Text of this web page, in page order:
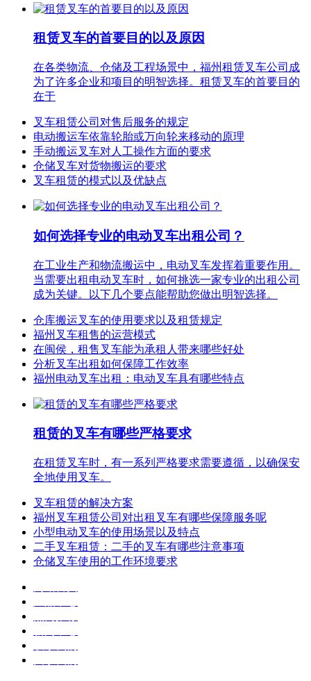
租赁叉车的首要目的以及原因
在各类物流、仓储及工程场景中，福州租赁叉车公司成
为了许多企业和项目的明智选择。租赁叉车的首要目的
在于
叉车租赁公司对售后服务的规定
电动搬运车依靠轮胎或万向轮来移动的原理
手动搬运叉车对人工操作方面的要求
仓储叉车对货物搬运的要求
叉车租赁的模式以及优缺点
如何选择专业的电动叉车出租公司？
在工业生产和物流搬运中，电动叉车发挥着重要作用。
当需要出租电动叉车时，如何挑选一家专业的出租公司
成为关键。以下几个要点能帮助您做出明智选择。
仓库搬运叉车的使用要求以及租赁规定
福州叉车租售的运营模式
在闽侯，租售叉车能为承租人带来哪些好处
分析叉车出租如何保障工作效率
福州电动叉车出租：电动叉车具有哪些特点
租赁的叉车有哪些严格要求
在租赁叉车时，有一系列严格要求需要遵循，以确保安
全地使用叉车。
叉车租赁的解决方案
福州叉车租赁公司对出租叉车有哪些保障服务呢
小型电动叉车的使用场景以及特点
二手叉车租赁：二手的叉车有哪些注意事项
仓储叉车使用的工作环境要求